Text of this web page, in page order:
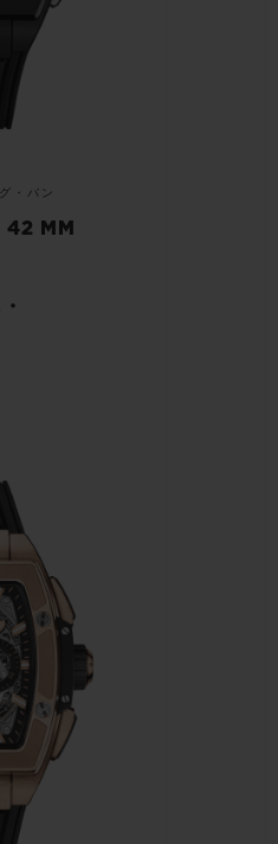
・バン
42 MM
•